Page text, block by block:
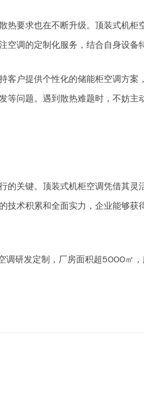
热要求也在不断升级。顶装式机柜
调的定制化服务，结合自身设备
客户提供个性化的储能柜空调方案
等问题。遇到散热难题时，不妨主
的关键。顶装式机柜空调凭借其灵
术积累和全面实力，企业能够获
调研发定制，厂房面积超5000㎡